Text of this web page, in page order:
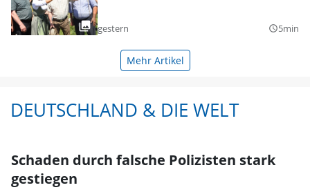
gestern query_builder5min
Mehr Artikel
DEUTSCHLAND & DIE WELT
Schaden durch falsche Polizisten stark
gestiegen